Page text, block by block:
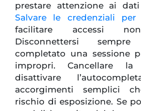
prestare attenzione ai
Salvare le credenziali per
facilitare accessi
Disconnettersi
completato una sessione
impropri. Cancellare
disattivare
accorgimenti semplici
rischio di esposizione. Se